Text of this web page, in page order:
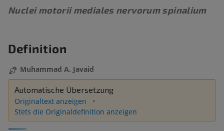
Nuclei motorii mediales nervorum spinalium
Definition
Muhammad A. Javaid
Automatische Übersetzung
Originaltext anzeigen
Stets die Originaldefinition anzeigen